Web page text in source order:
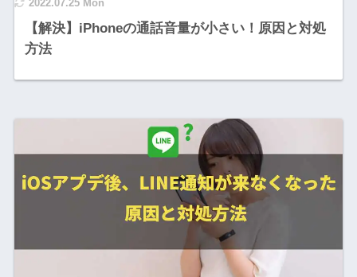
2022.07.25 Mon
【解決】iPhoneの通話音量が小さい！原因と対処
方法